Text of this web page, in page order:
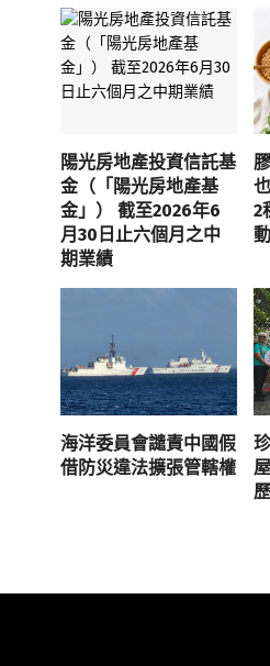
陽光房地產投資信託基
金（「陽光房地產基
金」） 截至2026年6
月30日止六個月之中
期業績
2
海洋委員會譴責中國假
借防災違法擴張管轄權